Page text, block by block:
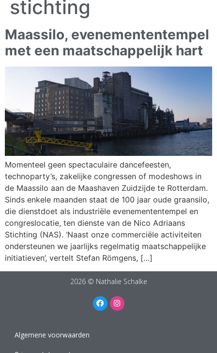
stichting
Maassilo, evenemententempel
met een maatschappelijk hart
Momenteel geen spectaculaire dancefeesten,
technoparty’s, zakelijke congressen of modeshows in
de Maassilo aan de Maashaven Zuidzijde te Rotterdam.
Sinds enkele maanden staat de 100 jaar oude graansilo,
die dienstdoet als industriële evenemententempel en
congreslocatie, ten dienste van de Nico Adriaans
Stichting (NAS). ‘Naast onze commerciële activiteiten
ondersteunen we jaarlijks regelmatig maatschappelijke
initiatieven’, vertelt Stefan Römgens, […]
2026 © Nathalie Schalke
Algemene voorwaarden